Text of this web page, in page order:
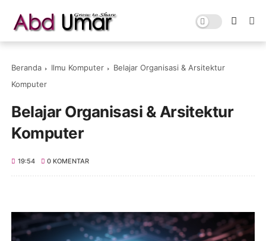
Beranda Ilmu Komputer
Belajar Organisasi & Arsitektur
Komputer
Belajar Organisasi & Arsitektur
Komputer
19:54 0 KOMENTAR